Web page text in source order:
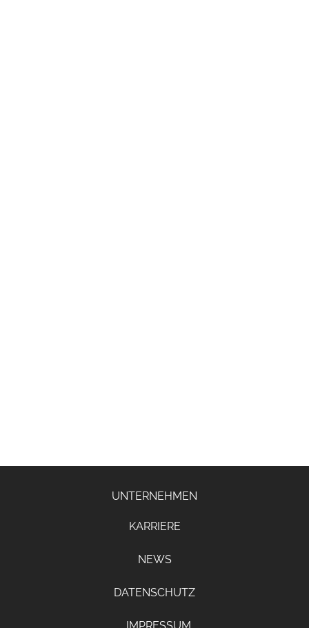
UNTERNEHMEN
KARRIERE
NEWS
DATENSCHUTZ